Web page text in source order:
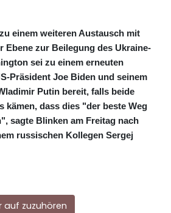
einem weiteren Austausch mit
Ebene zur Beilegung des Ukraine-
sei zu einem erneuten
Präsident Joe Biden und seinem
Putin bereit, falls beide
kämen, dass dies "der beste Weg
sagte Blinken am Freitag nach
russischen Kollegen Sergej
auf zuzuhören